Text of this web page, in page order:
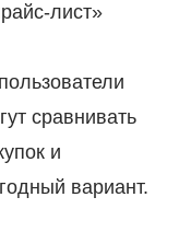
лист»
сравнивать
и
вариант.